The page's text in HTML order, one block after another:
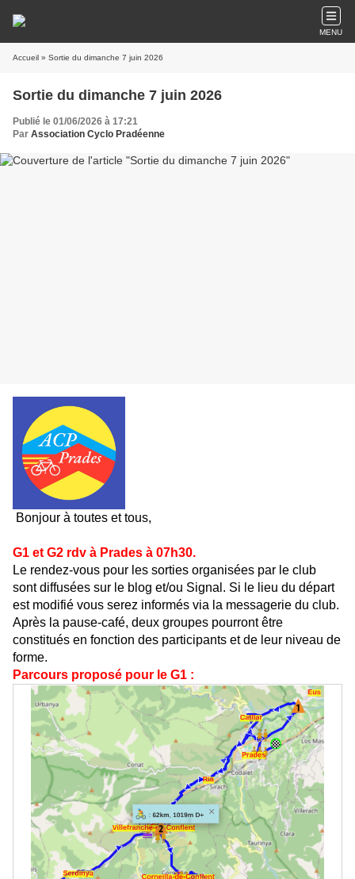
MENU
Accueil » Sortie du dimanche 7 juin 2026
Sortie du dimanche 7 juin 2026
Publié le 01/06/2026 à 17:21
Par Association Cyclo Pradéenne
Bonjour à toutes et tous,
G1 et G2 rdv à Prades à 07h30.
Le rendez-vous pour les sorties organisées par le club
sont diffusées sur le blog et/ou Signal. Si le lieu du départ
est modifié vous serez informés via la messagerie du club.
Après la pause-café, deux groupes pourront être
constitués en fonction des participants et de leur niveau de
forme.
Parcours proposé pour le G1 :